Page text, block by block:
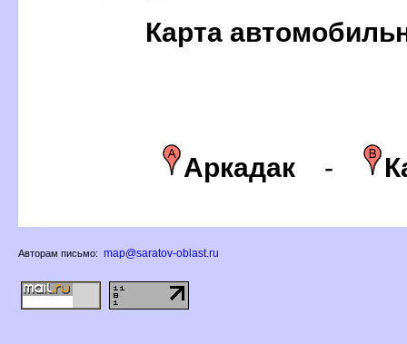
Карта
Аркадак -
Авторам письмо: map@saratov-oblast.ru